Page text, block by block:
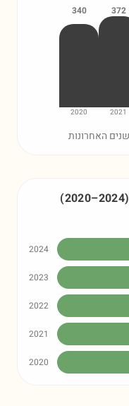
372
2021
340
2020
(2020–2024)
2024
2023
2022
2021
2020